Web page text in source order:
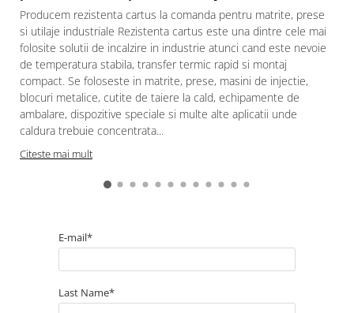
Producem rezistenta cartus la comanda pentru matrite, prese
si utilaje industriale Rezistenta cartus este una dintre cele mai
folosite solutii de incalzire in industrie atunci cand este nevoie
de temperatura stabila, transfer termic rapid si montaj
compact. Se foloseste in matrite, prese, masini de injectie,
blocuri metalice, cutite de taiere la cald, echipamente de
ambalare, dispozitive speciale si multe alte aplicatii unde
caldura trebuie concentrata...
Citeste mai mult
E-mail*
Last Name*